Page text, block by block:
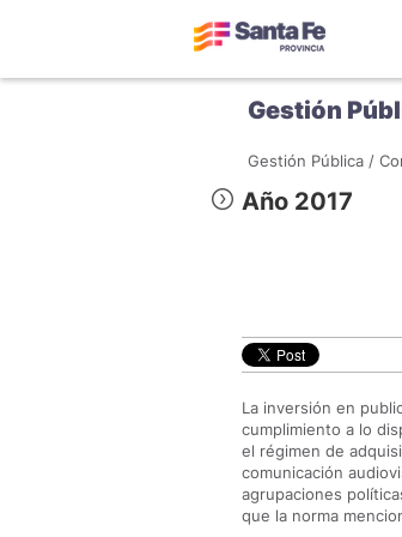
Gestión
Gestión Pública /
Año 2017
La inversión en
cumplimiento a lo
el régimen de
comunicación
agrupaciones
que la norma